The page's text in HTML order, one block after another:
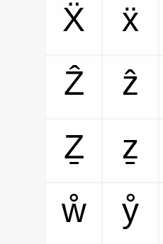
Ẍ
ẍ
Ẑ
ẑ
Ẕ
ẕ
ẘ
ẙ